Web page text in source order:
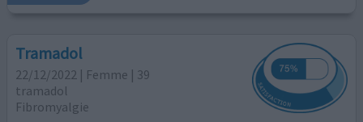
Tramadol
22/12/2022 | Femme | 39
tramadol
Fibromyalgie